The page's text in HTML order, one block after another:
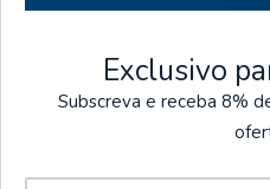
Exclusivo
Subscreva e receba 8%